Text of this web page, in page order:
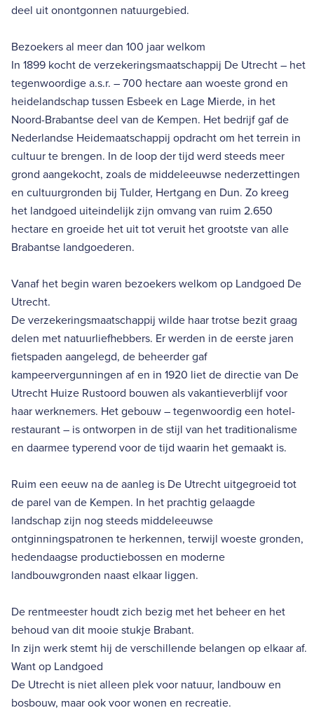
deel uit onontgonnen natuurgebied.
Bezoekers al meer dan 100 jaar welkom
In 1899 kocht de verzekeringsmaatschappij De Utrecht – het
tegenwoordige a.s.r. – 700 hectare aan woeste grond en
heidelandschap tussen Esbeek en Lage Mierde, in het
Noord-Brabantse deel van de Kempen. Het bedrijf gaf de
Nederlandse Heidemaatschappij opdracht om het terrein in
cultuur te brengen. In de loop der tijd werd steeds meer
grond aangekocht, zoals de middeleeuwse nederzettingen
en cultuurgronden bij Tulder, Hertgang en Dun. Zo kreeg
het landgoed uiteindelijk zijn omvang van ruim 2.650
hectare en groeide het uit tot veruit het grootste van alle
Brabantse landgoederen.
Vanaf het begin waren bezoekers welkom op Landgoed De
Utrecht.
De verzekeringsmaatschappij wilde haar trotse bezit graag
delen met natuurliefhebbers. Er werden in de eerste jaren
fietspaden aangelegd, de beheerder gaf
kampeervergunningen af en in 1920 liet de directie van De
Utrecht Huize Rustoord bouwen als vakantieverblijf voor
haar werknemers. Het gebouw – tegenwoordig een hotel-
restaurant – is ontworpen in de stijl van het traditionalisme
en daarmee typerend voor de tijd waarin het gemaakt is.
Ruim een eeuw na de aanleg is De Utrecht uitgegroeid tot
de parel van de Kempen. In het prachtig gelaagde
landschap zijn nog steeds middeleeuwse
ontginningspatronen te herkennen, terwijl woeste gronden,
hedendaagse productiebossen en moderne
landbouwgronden naast elkaar liggen.
De rentmeester houdt zich bezig met het beheer en het
behoud van dit mooie stukje Brabant.
In zijn werk stemt hij de verschillende belangen op elkaar af.
Want op Landgoed
De Utrecht is niet alleen plek voor natuur, landbouw en
bosbouw, maar ook voor wonen en recreatie.